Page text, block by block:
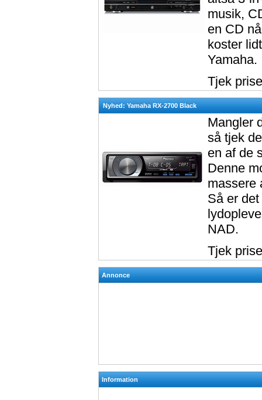
musik,
en CD
koster
Yamaha.
Tjek
Nyhed: Yamaha RX-2700 Black
Mangler
så tjek
en af de
Denne
massere
Så er
NAD.
Tjek
Annonce
Information